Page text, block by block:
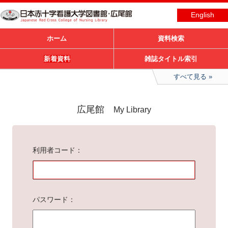
English
ホーム 資料検索
新着資料 雑誌タイトル索引
すべて見る
広尾館 My Library
利用者コード
パスワード